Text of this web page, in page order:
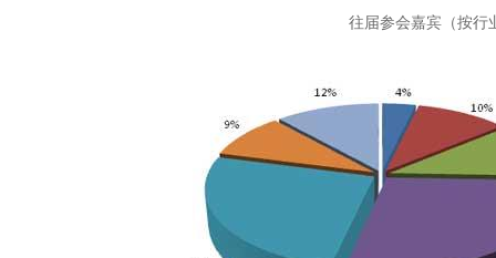
往届参会嘉宾（按行